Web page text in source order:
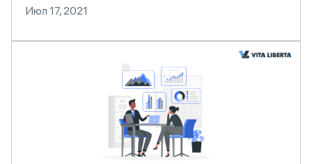
Июл 17, 2021